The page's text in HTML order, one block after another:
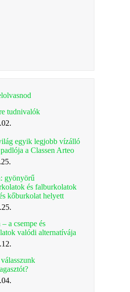
tudnivalók
egyik legjobb vízálló
a Classen Arteo
gyönyörű
és falburkolatok
kőburkolat helyett
a csempe és
valódi alternatívája